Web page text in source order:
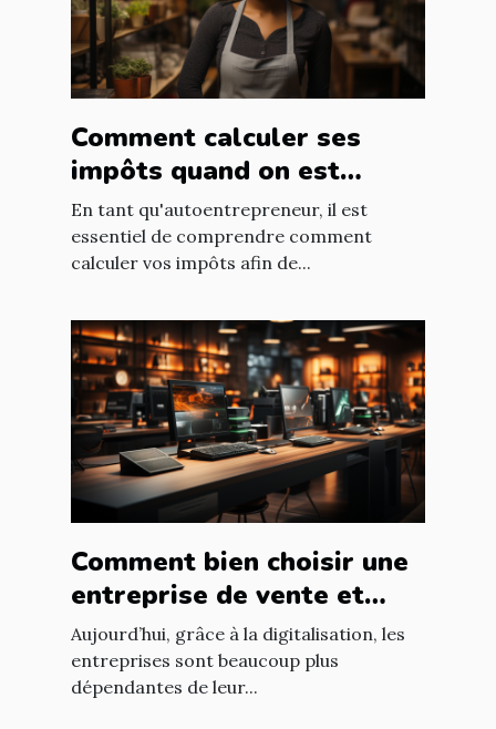
Comment calculer ses
impôts quand on est
autoentrepreneur ?
En tant qu'autoentrepreneur, il est
essentiel de comprendre comment
calculer vos impôts afin de...
Comment bien choisir une
entreprise de vente et
d'installation de parc
informatique ?
Aujourd’hui, grâce à la digitalisation, les
entreprises sont beaucoup plus
dépendantes de leur...